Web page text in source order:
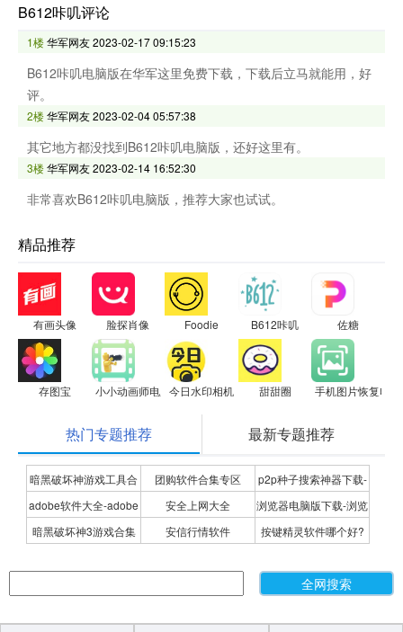
B612咔叽评论
1楼华军网友2023-02-17 09:15:23
B612咔叽电脑版在华军这里免费下载，下载后立马就能用，好
评。
2楼华军网友2023-02-04 05:57:38
其它地方都没找到B612咔叽电脑版，还好这里有。
3楼华军网友2023-02-14 16:52:30
非常喜欢B612咔叽电脑版，推荐大家也试试。
精品推荐
有画头像 脸探肖像 Foodie B612咔叽 佐糖
存图宝 小小动画师电脑版今日水印相机 甜甜圈 手机图片恢复电
热门专题推荐 最新专题推荐
暗黑破坏神游戏工具合
集
团购软件合集专区
p2p种子搜索神器下载-
P2P种子搜索神器专题
adobe软件大全-adobe
全系列软件下载-adobe
安全上网大全
浏览器电脑版下载-浏览
器下载合集
暗黑破坏神3游戏合集 安信行情软件
按键精灵软件哪个好?